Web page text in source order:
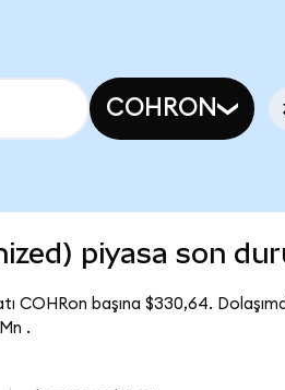
COHRON
piyasa son
COHRon başına $330,64.
.